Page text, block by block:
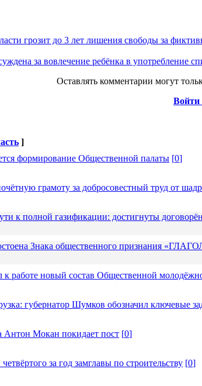
грозит до 3 лет лишения свободы за
за вовлечение ребёнка в употребление
Оставлять комментарии могут
Войти
]
формирование Общественной палаты [0]
грамоту за добросовестный труд от
к полной газификации: достигнуты
Знака общественного признания
работе новый состав Общественной
губернатор Шумков обозначил ключевые
Антон Мокан покидает пост [0]
за год замглавы по строительству [0]